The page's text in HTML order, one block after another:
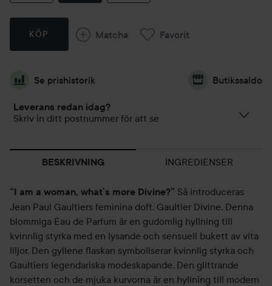
KÖP Matcha Favorit
Se prishistorik Butikssaldo
Leverans redan idag?
Skriv in ditt postnummer för att se
BESKRIVNING INGREDIENSER
“I am a woman, what’s more Divine?” Så introduceras
Jean Paul Gaultiers feminina doft, Gaultier Divine. Denna
blommiga Eau de Parfum är en gudomlig hyllning till
kvinnlig styrka med en lysande och sensuell bukett av vita
liljor. Den gyllene flaskan symboliserar kvinnlig styrka och
Gaultiers legendariska modeskapande. Den glittrande
korsetten och de mjuka kurvorna är en hyllning till modern